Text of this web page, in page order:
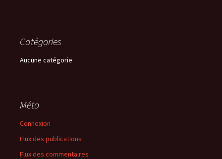
Catégories
Aucune catégorie
Méta
Connexion
Flux des publications
Flux des commentaires